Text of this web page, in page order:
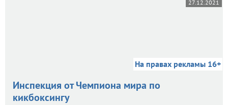
27.12.2021
На правах рекламы 16+
Инспекция от Чемпиона мира по
кикбоксингу